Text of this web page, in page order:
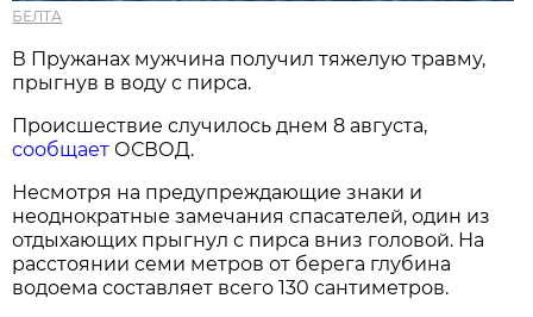
БЕЛТА
В Пружанах мужчина получил тяжелую травму,
прыгнув в воду с пирса.
Происшествие случилось днем 8 августа,
сообщает ОСВОД.
Несмотря на предупреждающие знаки и
неоднократные замечания спасателей, один из
отдыхающих прыгнул с пирса вниз головой. На
расстоянии семи метров от берега глубина
водоема составляет всего 130 сантиметров.